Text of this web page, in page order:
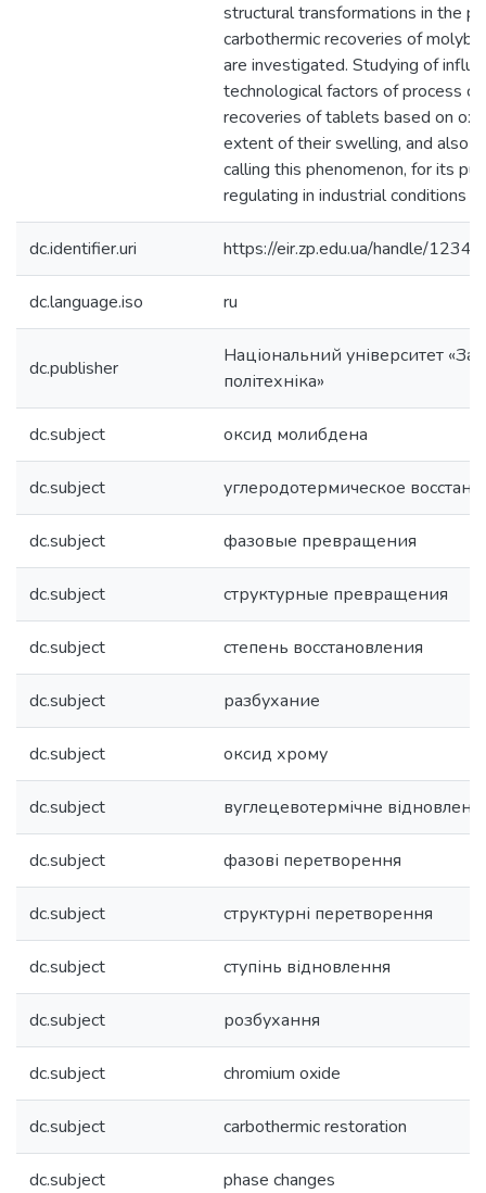
structural transformations in the
carbothermic recoveries of
are investigated. Studying of
technological factors of process
recoveries of tablets based on
extent of their swelling, and also
calling this phenomenon, for its
regulating in industrial conditions
dc.identifier.uri https://eir.zp.edu.ua/handle/
dc.language.iso ru
dc.publisher
Національний університет
політехніка»
dc.subject оксид молибдена
dc.subject углеродотермическое
dc.subject фазовые превращения
dc.subject структурные превращения
dc.subject степень восстановления
dc.subject разбухание
dc.subject оксид хрому
dc.subject вуглецевотермічне
dc.subject фазові перетворення
dc.subject структурні перетворення
dc.subject ступінь відновлення
dc.subject розбухання
dc.subject chromium oxide
dc.subject carbothermic restoration
dc.subject phase changes